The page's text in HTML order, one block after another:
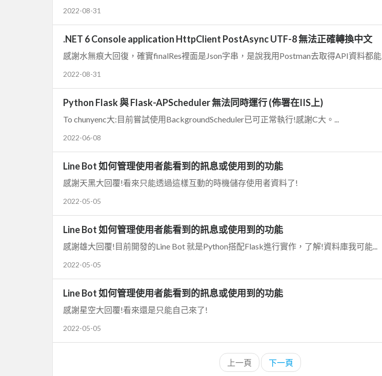
2022-08-31
.NET 6 Console application HttpClient PostAsync UTF-8 無法正確轉換中文
感謝水無痕大回復，確實finalRes裡面是Json字串，是說我用Postman去取得API資料都能...
2022-08-31
Python Flask 與 Flask-APScheduler 無法同時運行 (佈署在IIS上)
To chunyenc大:目前嘗試使用BackgroundScheduler已可正常執行!感謝C大。...
2022-06-08
Line Bot 如何管理使用者能看到的訊息或使用到的功能
感謝天黑大回覆!看來只能透過這樣互動的時機儲存使用者資料了!
2022-05-05
Line Bot 如何管理使用者能看到的訊息或使用到的功能
感謝雄大回覆!目前開發的Line Bot 就是Python搭配Flask進行實作，了解!資料庫我可能...
2022-05-05
Line Bot 如何管理使用者能看到的訊息或使用到的功能
感謝星空大回覆!看來還是只能自己來了!
2022-05-05
上一頁 下一頁